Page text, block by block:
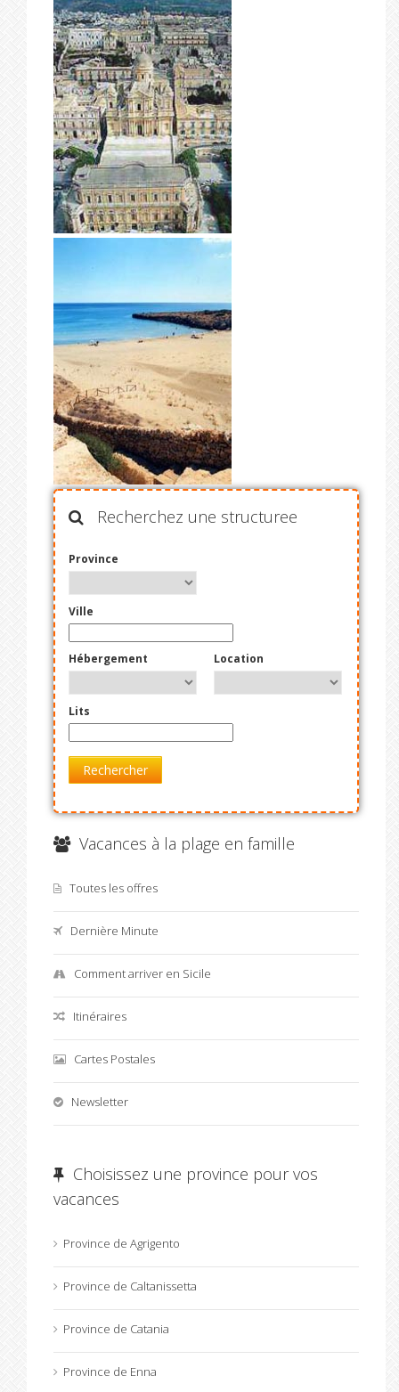
Recherchez une structuree
Province
Ville
Hébergement Location
Lits
Rechercher
Vacances à la plage en famille
Toutes les offres
Dernière Minute
Comment arriver en Sicile
Itinéraires
Cartes Postales
Newsletter
Choisissez une province pour vos
vacances
Province de Agrigento
Province de Caltanissetta
Province de Catania
Province de Enna